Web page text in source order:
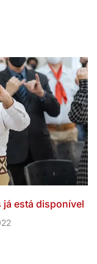
já está disponível